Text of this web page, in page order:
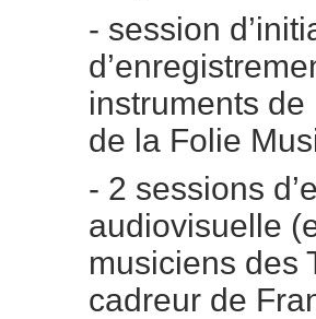
- session
instruments
de la Folie
- 2 sessions
audiovisuelle
musiciens des
cadreur de